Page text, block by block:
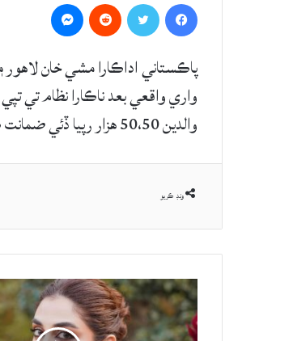
پاڪستاني اداڪارا مشي خان
واري واقعي بعد ناڪارا نظام تي
والدين 50،50 هزار رپيا ڏئي ضمانت ڪرائي ڇڏي، اهي آزاد ٿي ويون، اصل ۾ اسان جو هي نظام ناڪارا آهي.
ونڊ ڪريو